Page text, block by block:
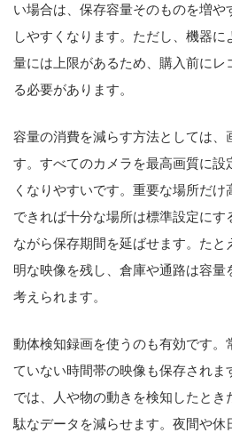
い場合は、保存容量そのものを増や
しやすくなります。ただし、機器
量には上限があるため、購入前にレ
る必要があります。
容量の消費を減らす方法としては、
す。すべてのカメラを最高画質に設
くなりやすいです。重要な場所だ
できれば十分な場所は標準設定にす
ながら保存期間を延ばせます。たと
明な映像を残し、倉庫や通路は容量
考えられます。
動体検知録画を使うのも有効です。
ていない時間帯の映像も保存されま
では、人や物の動きを検知したとき
駄なデータを減らせます。夜間や休